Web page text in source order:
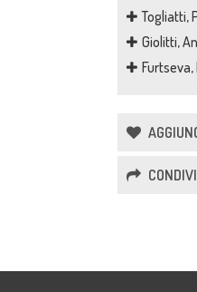
Togliatti,
Giolitti,